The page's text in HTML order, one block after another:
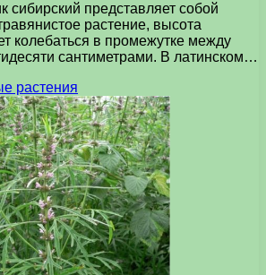
сибирский представляет собой
растение, высота
колебаться в промежутке между
сантиметрами. В латинском…
растения